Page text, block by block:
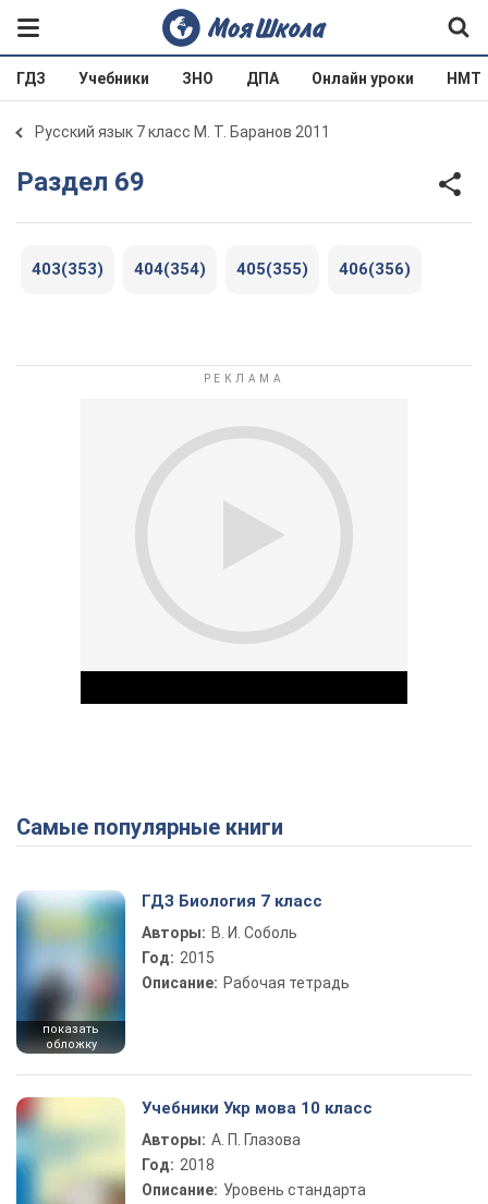
ГДЗ Учебники ЗНО ДПА Онлайн уроки НМТ
Русский язык 7 класс М. Т. Баранов 2011
Раздел 69
403(353) 404(354) 405(355) 406(356)
Play Video
Самые популярные книги
показать
обложку
ГДЗ Биология 7 класс
Авторы: В. И. Соболь
Год: 2015
Описание: Рабочая тетрадь
Учебники Укр мова 10 класс
Авторы: А. П. Глазова
Год: 2018
Описание: Уровень стандарта